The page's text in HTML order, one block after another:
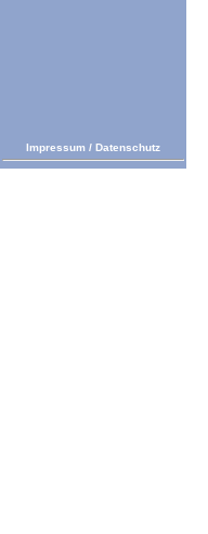
Impressum / Datenschutz